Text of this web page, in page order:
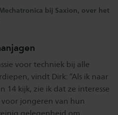
bij Saxion, over het
voor techniek bij alle
vindt Dirk: “Als ik naar
14 kijk, zie ik dat ze interesse
jongeren van hun